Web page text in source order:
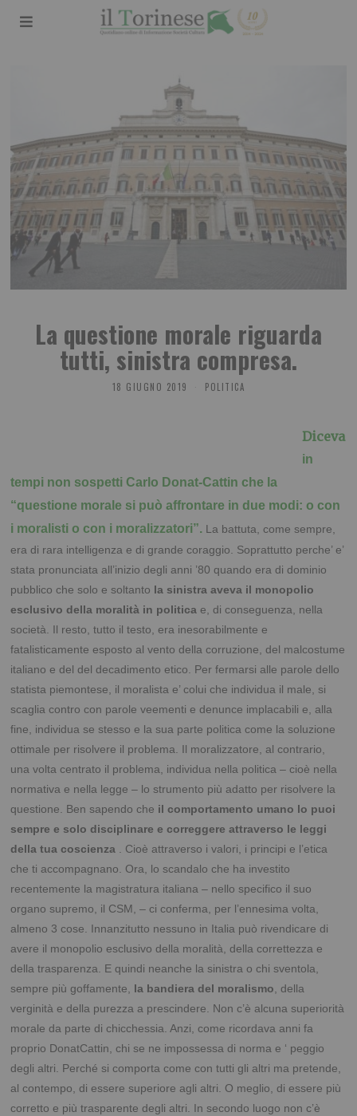
La questione morale riguarda
tutti, sinistra compresa.
18 GIUGNO 2019 POLITICA
Diceva
in
tempi non sospetti Carlo Donat-Cattin che la
“questione morale si può affrontare in due modi: o con
i moralisti o con i moralizzatori”. La battuta, come sempre,
era di rara intelligenza e di grande coraggio. Soprattutto perche’ e’
stata pronunciata all’inizio degli anni ’80 quando era di dominio
pubblico che solo e soltanto la sinistra aveva il monopolio
esclusivo della moralità in politica e, di conseguenza, nella
società. Il resto, tutto il testo, era inesorabilmente e
fatalisticamente esposto al vento della corruzione, del malcostume
italiano e del del decadimento etico. Per fermarsi alle parole dello
statista piemontese, il moralista e’ colui che individua il male, si
scaglia contro con parole veementi e denunce implacabili e, alla
fine, individua se stesso e la sua parte politica come la soluzione
ottimale per risolvere il problema. Il moralizzatore, al contrario,
una volta centrato il problema, individua nella politica – cioè nella
normativa e nella legge – lo strumento più adatto per risolvere la
questione. Ben sapendo che il comportamento umano lo puoi
sempre e solo disciplinare e correggere attraverso le leggi
della tua coscienza . Cioè attraverso i valori, i principi e l’etica
che ti accompagnano. Ora, lo scandalo che ha investito
recentemente la magistratura italiana – nello specifico il suo
organo supremo, il CSM, – ci conferma, per l’ennesima volta,
almeno 3 cose. Innanzitutto nessuno in Italia può rivendicare di
avere il monopolio esclusivo della moralità, della correttezza e
della trasparenza. E quindi neanche la sinistra o chi sventola,
sempre più goffamente, la bandiera del moralismo , della
verginità e della purezza a prescindere. Non c’è alcuna superiorità
morale da parte di chicchessia. Anzi, come ricordava anni fa
proprio DonatCattin, chi se ne impossessa di norma e ‘ peggio
degli altri. Perché si comporta come con tutti gli altri ma pretende,
al contempo, di essere superiore agli altri. O meglio, di essere più
corretto e più trasparente degli altri. In secondo luogo non c’è